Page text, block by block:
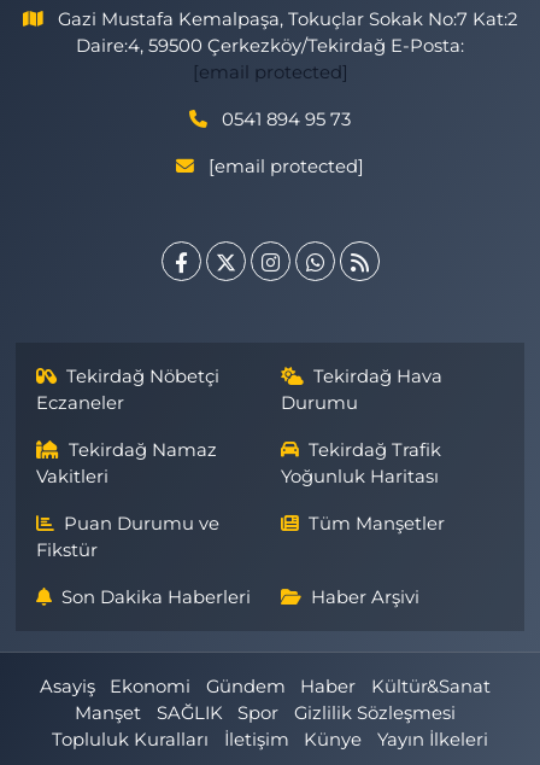
Gazi Mustafa Kemalpaşa, Tokuçlar Sokak No:7 Kat:2
Daire:4, 59500 Çerkezköy/Tekirdağ E-Posta:
[email protected]
0541 894 95 73
[email protected]
Tekirdağ Nöbetçi
Eczaneler
Tekirdağ Hava
Durumu
Tekirdağ Namaz
Vakitleri
Tekirdağ Trafik
Yoğunluk Haritası
Puan Durumu ve
Fikstür
Tüm Manşetler
Son Dakika Haberleri Haber Arşivi
Asayiş Ekonomi Gündem Haber
Kültür&Sanat
Manşet
SAĞLIK Spor
Gizlilik Sözleşmesi
Topluluk Kuralları
İletişim Künye Yayın İlkeleri